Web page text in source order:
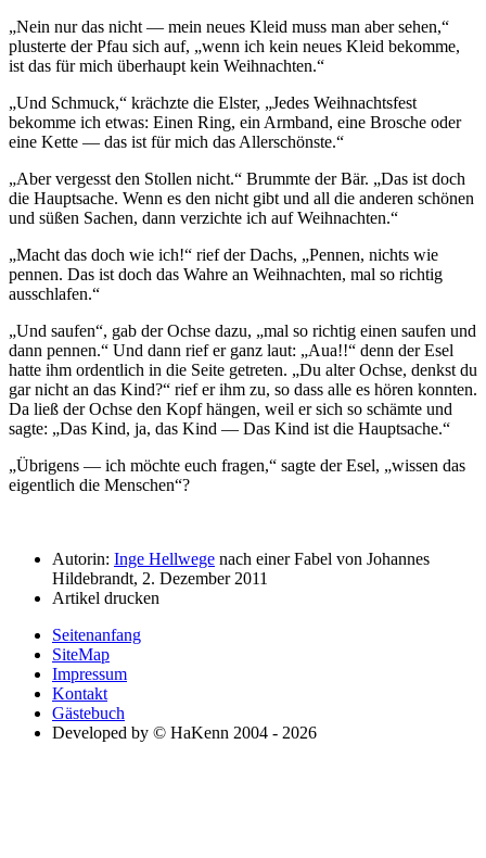
Nein nur das nicht — mein neues Kleid muss man aber sehen,
plusterte der Pfau sich auf,
wenn ich kein neues Kleid bekomme,
ist das für mich überhaupt kein Weihnachten.
Und Schmuck,
krächzte die Elster,
Jedes Weihnachtsfest
bekomme ich etwas: Einen Ring, ein Armband, eine Brosche oder
eine Kette — das ist für mich das Allerschönste.
Aber vergesst den Stollen nicht.
Brummte der Bär.
Das ist doch
die Hauptsache. Wenn es den nicht gibt und all die anderen schönen
und süßen Sachen, dann verzichte ich auf Weihnachten.
Macht das doch wie ich!
rief der Dachs,
Pennen, nichts wie
pennen. Das ist doch das Wahre an Weihnachten, mal so richtig
ausschlafen.
Und saufen , gab der Ochse dazu,
mal so richtig einen saufen und
dann pennen.
Und dann rief er ganz laut: Aua!!
denn der Esel
hatte ihm ordentlich in die Seite getreten.
Du alter Ochse, denkst du
gar nicht an das Kind?
rief er ihm zu, so dass alle es hören konnten.
Da ließ der Ochse den Kopf hängen, weil er sich so schämte und
sagte:
Das Kind, ja, das Kind — Das Kind ist die Hauptsache.
Übrigens — ich möchte euch fragen,
sagte der Esel,
wissen das
eigentlich die Menschen ?
Autorin: Inge Hellwege nach einer Fabel von Johannes
Hildebrandt, 2. Dezember 2011
Artikel drucken
Seitenanfang
SiteMap
Impressum
Kontakt
Gästebuch
Developed by © HaKenn 2004 - 2026